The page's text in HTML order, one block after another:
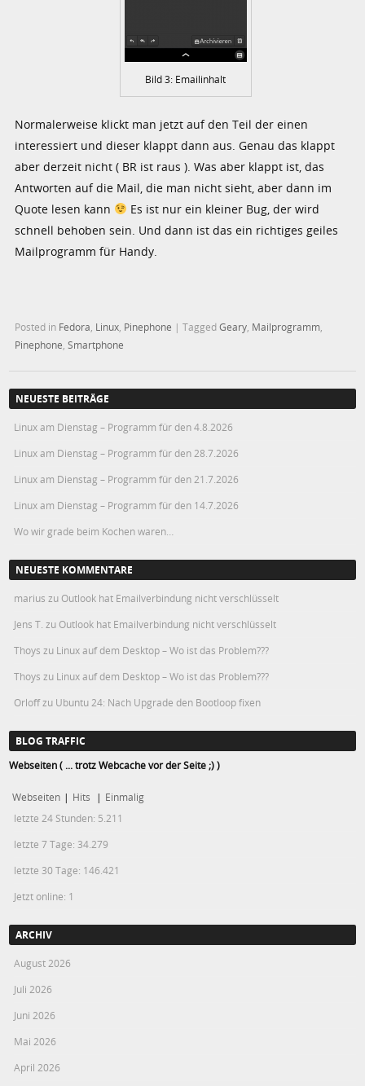
Bild 3: Emailinhalt
Normalerweise klickt man jetzt auf den Teil der einen
interessiert und dieser klappt dann aus. Genau das klappt
aber derzeit nicht ( BR ist raus ). Was aber klappt ist, das
Antworten auf die Mail, die man nicht sieht, aber dann im
Quote lesen kann
Es ist nur ein kleiner Bug, der wird
schnell behoben sein. Und dann ist das ein richtiges geiles
Mailprogramm für Handy.
Posted in Fedora Linux Pinephone |TaggedGeary Mailprogramm
Pinephone ,Smartphone
NEUESTE BEITRÄGE
Linux am Dienstag – Programm für den 4.8.2026
Linux am Dienstag – Programm für den 28.7.2026
Linux am Dienstag – Programm für den 21.7.2026
Linux am Dienstag – Programm für den 14.7.2026
Wo wir grade beim Kochen waren…
NEUESTE KOMMENTARE
marius zu Outlook hat Emailverbindung nicht verschlüsselt
Jens T. zu Outlook hat Emailverbindung nicht verschlüsselt
Thoys zu Linux auf dem Desktop – Wo ist das Problem???
Thoys zu Linux auf dem Desktop – Wo ist das Problem???
Orloffzu Ubuntu 24: Nach Upgrade den Bootloop fixen
BLOG TRAFFIC
Webseiten ( ... trotz Webcache vor der Seite ;) )
Webseiten | Hits | Einmalig
letzte 24 Stunden: 5.211
letzte 7 Tage: 34.279
letzte 30 Tage: 146.421
Jetzt online: 1
ARCHIV
August 2026
Juli 2026
Juni 2026
Mai 2026
April 2026